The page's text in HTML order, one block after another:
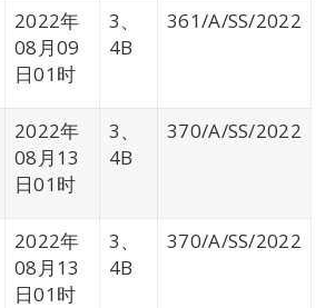
2022年
08月09
日01时
3、
4B
361/A/SS/2022
2022年
08月13
日01时
3、
4B
370/A/SS/2022
2022年
08月13
日01时
3、
4B
370/A/SS/2022